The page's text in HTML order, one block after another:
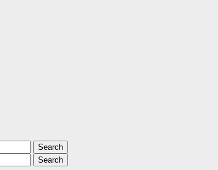
Search
Search